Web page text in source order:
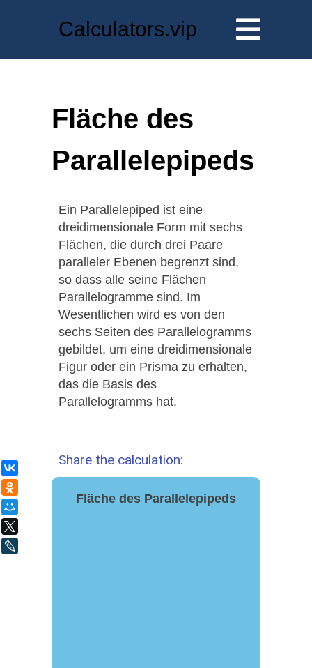
Calculators.vip
Fläche des
Parallelepipeds
Ein Parallelepiped ist eine
dreidimensionale Form mit sechs
Flächen, die durch drei Paare
paralleler Ebenen begrenzt sind,
so dass alle seine Flächen
Parallelogramme sind. Im
Wesentlichen wird es von den
sechs Seiten des Parallelogramms
gebildet, um eine dreidimensionale
Figur oder ein Prisma zu erhalten,
das die Basis des
Parallelogramms hat.
Share the calculation:
Fläche des Parallelepipeds
ВКонтакте